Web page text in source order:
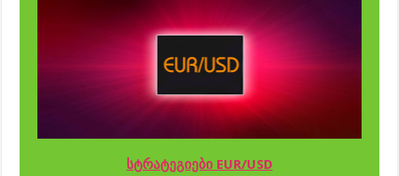
სტრატეგიები EUR/USD